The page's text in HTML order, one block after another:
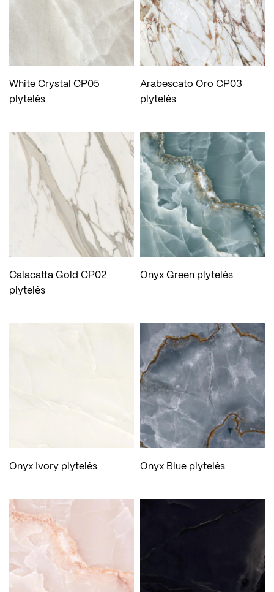
White Crystal CP05
plytelės
Arabescato Oro CP03
plytelės
Calacatta Gold CP02
plytelės
Onyx Green plytelės
Onyx Ivory plytelės Onyx Blue plytelės